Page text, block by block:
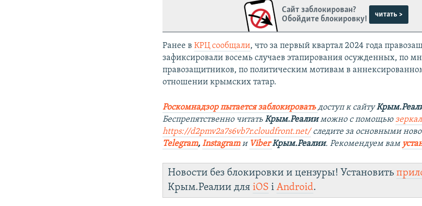
Сайт заблокирован?
Обойдите блокировку!
читать >
Ранее вКРЦ сообщали, что за первый квартал 2024 года
зафиксировали восемь случаев этапирования осужденных, по
правозащитников, по политическим мотивам в
отношении крымских татар.
Роскомнадзор пытается заблокировать доступ к сайту
Беспрепятственно читатьКрым.Реалииможно с помощью
https://d2pmv2a7s6vb7r.cloudfront.net/ следите за основными
Telegram,Instagramи Viber Крым.Реалии. Рекомендуем вам
Новости без блокировки и цензуры! Установить
Крым.Реалии дляiOS іAndroid.